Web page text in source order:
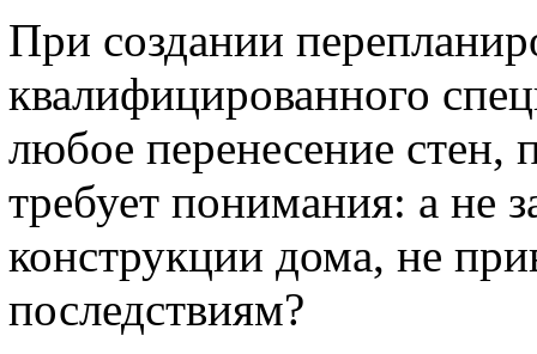
При создании
квалифицированного
любое перенесение стен,
требует понимания: а не
конструкции дома, не
последствиям?